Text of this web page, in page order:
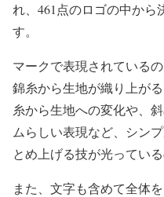
れ、461点のロゴの中から
す。
マークで表現されている
錦糸から生地が織り上が
糸から生地への変化や、
ムらしい表現など、シン
とめ上げる技が光ってい
また、文字も含めて全体